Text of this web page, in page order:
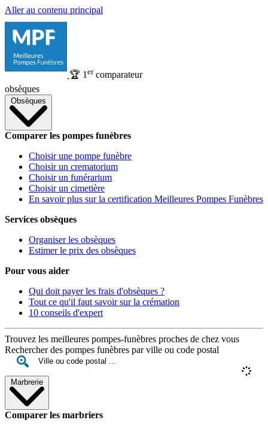
Aller au contenu principal
🏆 1 ercomparateur
obsèques
Obsèques
Comparer les pompes funèbres
Choisir une pompe funèbre
Choisir un crematorium
Choisir un funérarium
Choisir un cimetière
En savoir plus sur la certification Meilleures Pompes Funèbres
Services obsèques
Organiser les obsèques
Estimer le prix des obsèques
Pour vous aider
Qui doit payer les frais d'obsèques ?
Tout ce qu'il faut savoir sur la crémation
10 conseils d'expert
Trouvez les meilleures pompes-funèbres proches de chez vous
Rechercher des pompes funèbres par ville ou code postal
Marbrerie
Comparer les marbriers